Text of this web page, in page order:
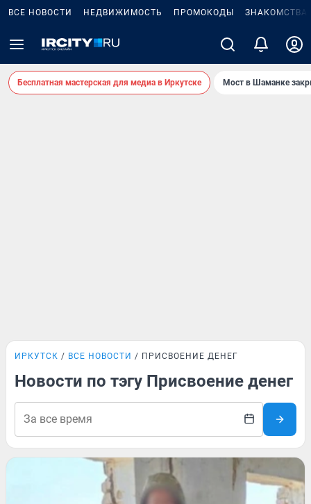
ВСЕ НОВОСТИ НЕДВИЖИМОСТЬ ПРОМОКОДЫ ЗНАКОМСТВА
Бесплатная мастерская для медиа в Иркутске Мост в Шаманке
ИРКУТСК ВСЕ НОВОСТИ ПРИСВОЕНИЕ ДЕНЕГ
Новости по тэгу Присвоение денег